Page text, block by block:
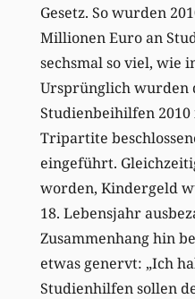
Gesetz. So wurden
Millionen Euro an
sechsmal so viel, wie
Ursprünglich wurden
Studienbeihilfen
Tripartite
eingeführt.
worden, Kindergeld
18. Lebensjahr
Zusammenhang hin
etwas genervt: „Ich
Studienhilfen sollen